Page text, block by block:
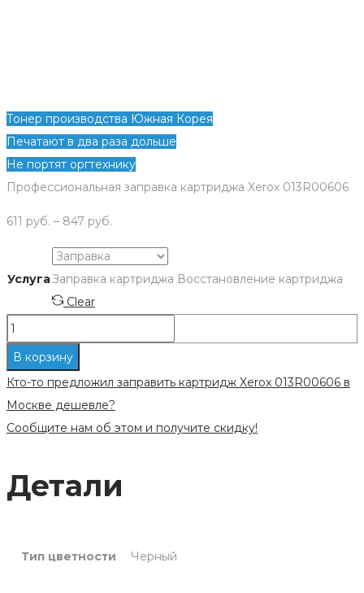
Тонер производства Южная Корея
Печатают в два раза дольше
Не портят оргтехнику
Профессиональная заправка картриджа Xerox 013R00606
611 руб. – 847 руб.
УслугаЗаправка картриджа Восстановление картриджа
Clear
Количество
Заправка
картриджа
В корзину
Кто-то предложил заправить картридж Xerox 013R00606 в
Москве дешевле?
Сообщите нам об этом и получите скидку!
Детали
Тип цветности Черный